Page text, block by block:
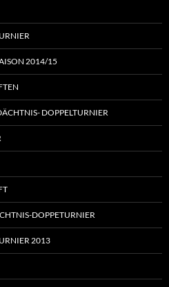
2014/15
DOPPELTURNIER
DOPPETURNIER
2013